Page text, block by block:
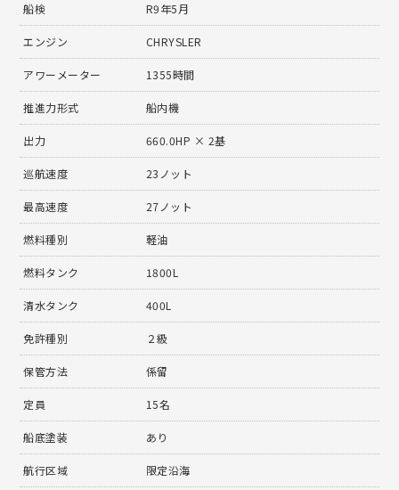
船検 R9年5月
エンジン CHRYSLER
アワーメーター 1355時間
推進力形式 船内機
出力 660.0HP × 2基
巡航速度 23ノット
最高速度 27ノット
燃料種別 軽油
燃料タンク 1800L
清水タンク 400L
免許種別 ２級
保管方法 係留
定員 15名
船底塗装 あり
航行区域 限定沿海